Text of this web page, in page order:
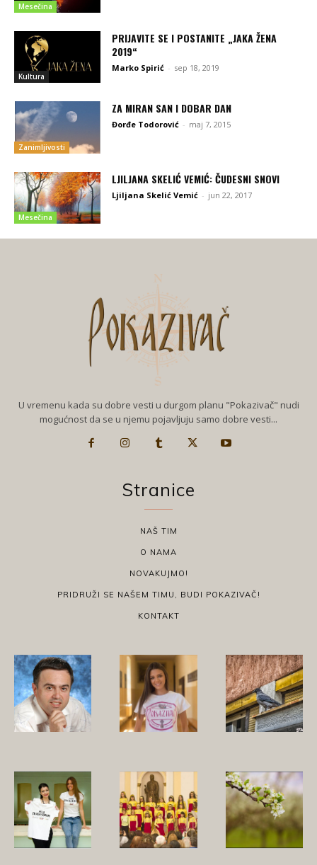
Mesečina
Kultura
PRIJAVITE SE I POSTANITE „JAKA ŽENA
2019“
Marko Spirić - sep 18, 2019
Zanimljivosti
ZA MIRAN SAN I DOBAR DAN
Đorđe Todorović - maj 7, 2015
Mesečina
LJILJANA SKELIĆ VEMIĆ: ČUDESNI SNOVI
Ljiljana Skelić Vemić - jun 22, 2017
U vremenu kada su dobre vesti u durgom planu "Pokazivač" nudi
mogućnost da se u njemu pojavljuju samo dobre vesti...
Stranice
NAŠ TIM
O NAMA
NOVAKUJMO!
PRIDRUŽI SE NAŠEM TIMU, BUDI POKAZIVAČ!
KONTAKT